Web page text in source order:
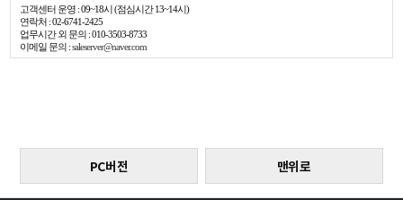
고객센터 운영 : 09~18시 (점심시간 13~14시)
연락처 : 02-6741-2425
업무시간 외 문의 : 010-3503-8733
이메일 문의 :saleserver@naver.com
PC버전 맨위로